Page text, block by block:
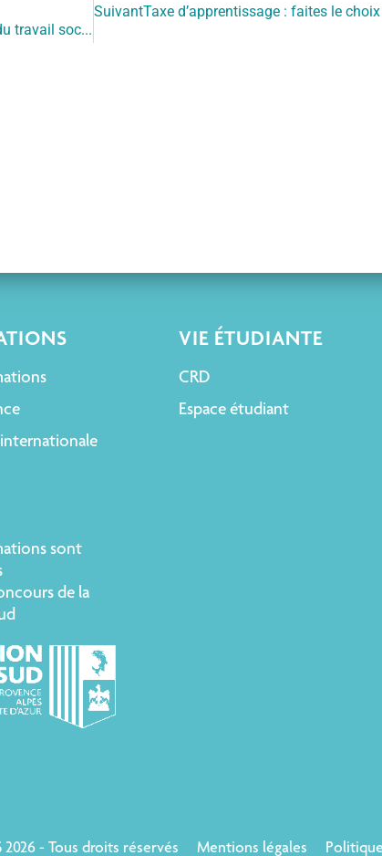
Journée du développement soutenable & du travail social 2026
SuivantTaxe d’apprentissage : faites le
sont
de la
VIE ÉTUDIANTE
CRD
Espace étudiant
2026 - Tous droits réservés Mentions légales